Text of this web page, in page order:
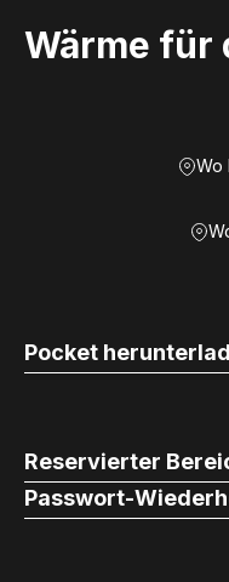
Wärme für
Wo
Pocket
Reservierter
Passwort-